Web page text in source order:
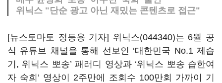
위닉스 "단순 광고 아닌 재밌는 콘텐츠로 접근"
[뉴스토마토 정등용 기자] 위닉스(044340)는 6월 공
식 유튜브 채널을 통해 선보인 ‘대한민국 No.1 제습
기, 위닉스 뽀송’ 패러디 영상과 ‘위닉스 뽀송 습한여
자 숙희’ 영상이 2주만에 조회수 100만회 가까이 기